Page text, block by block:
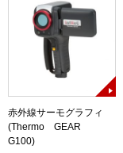
赤外線サーモグラフィ
(Thermo GEAR
G100)